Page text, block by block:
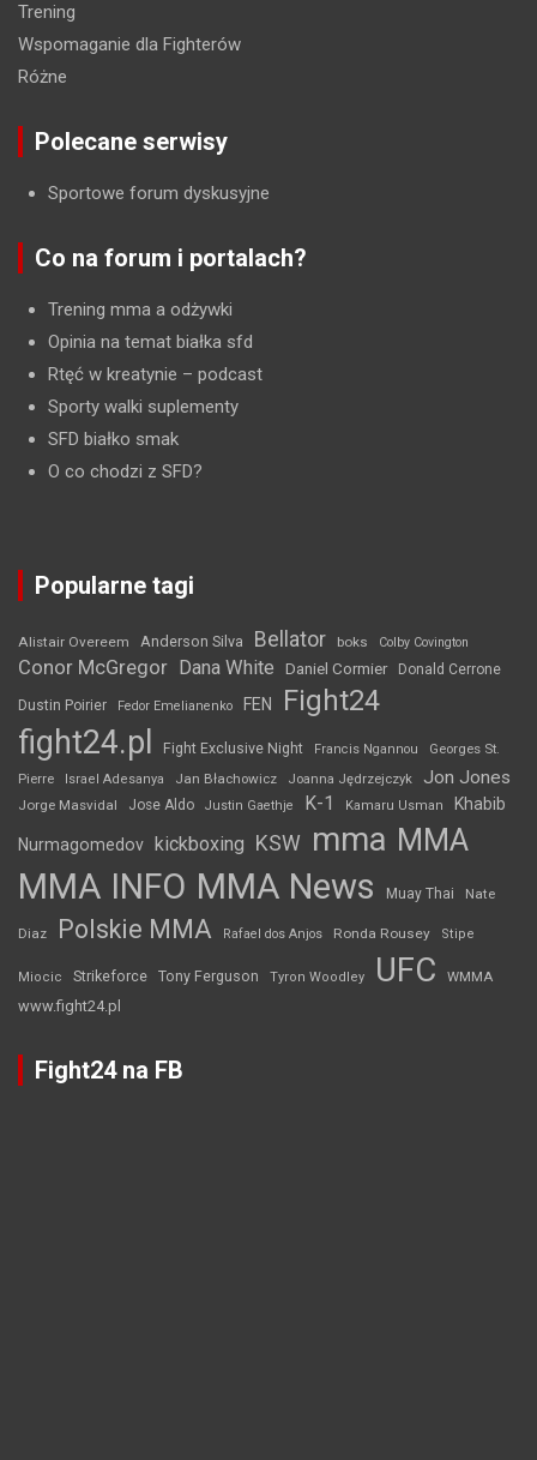
Trening
Wspomaganie dla Fighterów
Różne
Polecane serwisy
Sportowe forum dyskusyjne
Co na forum i portalach?
Trening mma a odżywki
Opinia na temat białka sfd
Rtęć w kreatynie – podcast
Sporty walki suplementy
SFD białko smak
O co chodzi z SFD?
Popularne tagi
Alistair Overeem Anderson Silva Bellator boks Colby Covington
Conor McGregor Dana White Daniel Cormier Donald Cerrone
Dustin Poirier Fedor Emelianenko FEN Fight24
fight24.pl Fight Exclusive Night Francis Ngannou
Georges St.
Pierre
Israel Adesanya Jan Błachowicz Joanna Jędrzejczyk Jon Jones
Jorge Masvidal Jose Aldo Justin Gaethje K-1 Kamaru Usman Khabib
Nurmagomedov kickboxing KSW mma MMA
MMA INFO MMA News Muay Thai Nate
Diaz Polskie MMA Rafael dos Anjos Ronda Rousey Stipe
Miocic Strikeforce Tony Ferguson Tyron Woodley UFC WMMA
www.fight24.pl
Fight24 na FB